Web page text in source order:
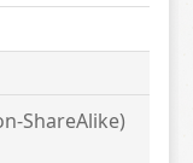
ShareAlike)